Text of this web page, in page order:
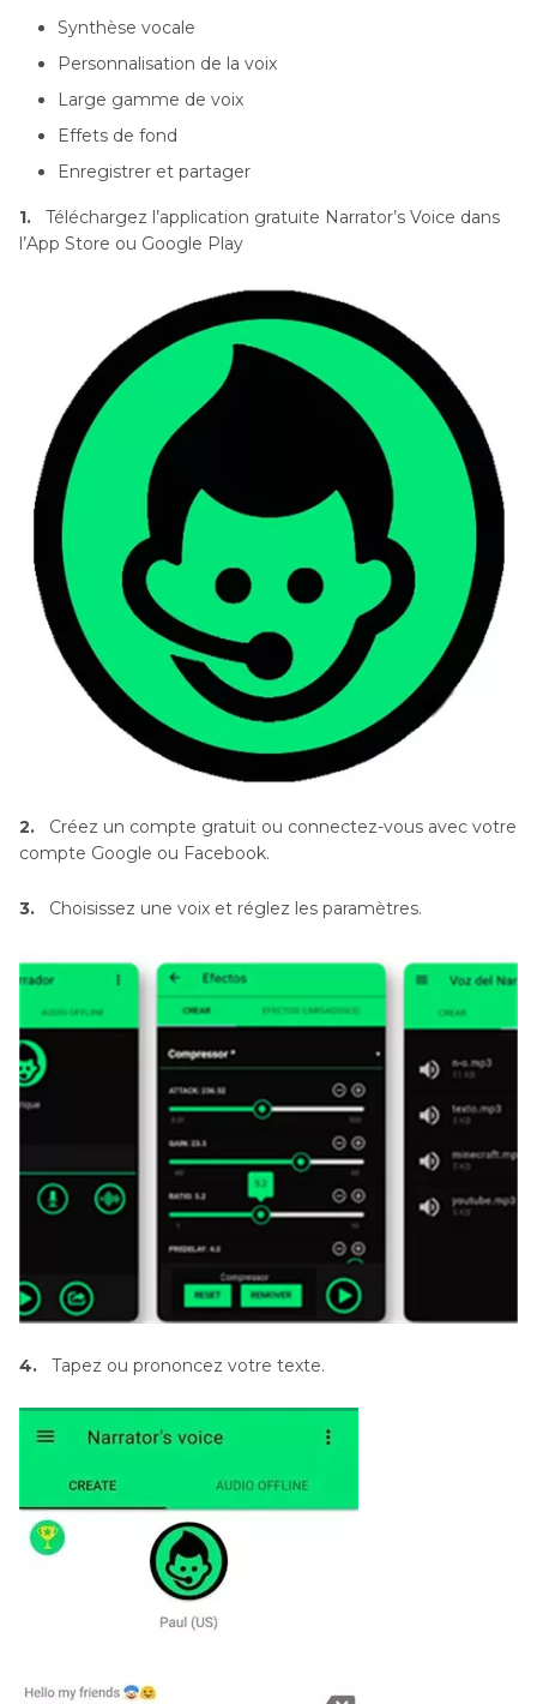
Synthèse vocale
Personnalisation de la voix
Large gamme de voix
Effets de fond
Enregistrer et partager
1.
Téléchargez l’application gratuite Narrator’s Voice dans
l’App Store ou Google Play
2.
Créez un compte gratuit ou connectez-vous avec votre
compte Google ou Facebook.
3. Choisissez une voix et réglez les paramètres.
4. Tapez ou prononcez votre texte.